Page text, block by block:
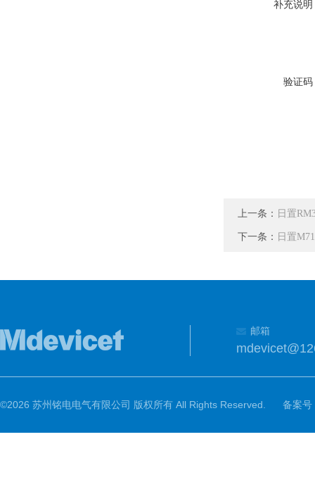
补充说明
验证码
上一条： 日置
下一条： 日置
邮箱
©2026 苏州铭电电气有限公司 版权所有 All Rights Reserved. 备案号